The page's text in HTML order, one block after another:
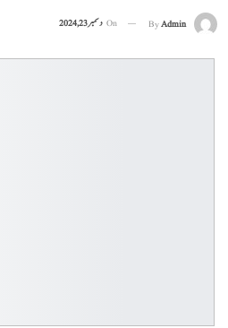
ByAdmin
On دسمبر 23, 2024